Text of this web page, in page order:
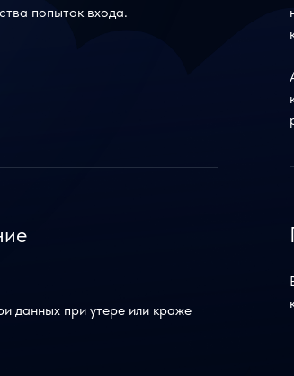
попыток входа.
данных при утере или краже